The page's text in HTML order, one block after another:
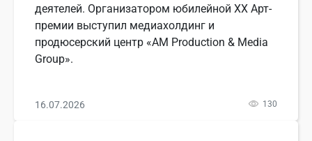
деятелей. Организатором юбилейной ХХ Арт-
премии выступил медиахолдинг и
продюсерский центр «АМ Production & Media
Group».
16.07.2026 130